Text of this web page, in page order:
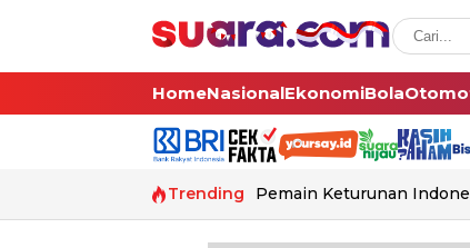
HomeNasionalEkonomiBola
Trending Pemain Keturunan